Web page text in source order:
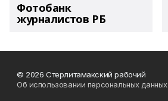
Фотобанк
журналистов РБ
© 2026 Стерлитамакский рабочий
Об использовании персональных данных